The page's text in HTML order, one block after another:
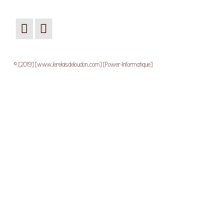
© [2019] [www.lerelaisdeloudon.com] [Power-Informatique]